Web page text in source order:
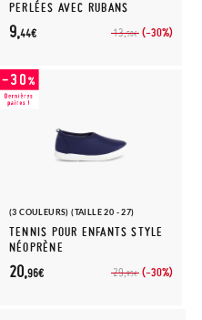
PERLÉES AVEC RUBANS
13,50€ (-30%)
9,44€
(3 COULEURS) (TAILLE 20 - 27)
TENNIS POUR ENFANTS STYLE
NÉOPRÈNE
29,95€ (-30%)
20,96€